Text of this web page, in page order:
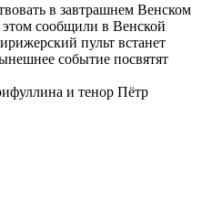
в завтрашнем Венском
сообщили в Венской
пульт встанет
событие посвятят
и тенор Пётр